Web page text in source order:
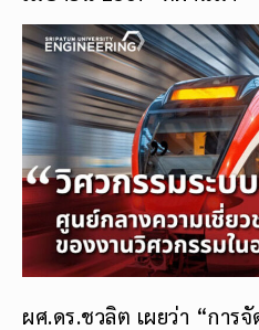
ผศ.ดร.ชวลิต เผยว่า “การ